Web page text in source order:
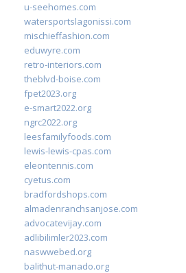
u-seehomes.com
watersportslagonissi.com
mischieffashion.com
eduwyre.com
retro-interiors.com
theblvd-boise.com
fpet2023.org
e-smart2022.org
ngrc2022.org
leesfamilyfoods.com
lewis-lewis-cpas.com
eleontennis.com
cyetus.com
bradfordshops.com
almadenranchsanjose.com
advocatevijay.com
adlibilimler2023.com
naswwebed.org
balithut-manado.org